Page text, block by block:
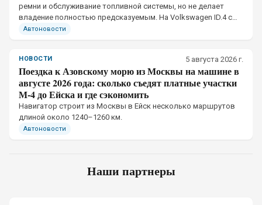
ремни и обслуживание топливной системы, но не делает
владение полностью предсказуемым. На Volkswagen ID.4 с
пробегом 50 тыс. км механическая часть потребовала
Автоновости
НОВОСТИ 5 августа 2026 г.
Поездка к Азовскому морю из Москвы на машине в
августе 2026 года: сколько съедят платные участки
М-4 до Ейска и где сэкономить
Навигатор строит из Москвы в Ейск несколько маршрутов
длиной около 1240–1260 км.
Автоновости
Наши партнеры